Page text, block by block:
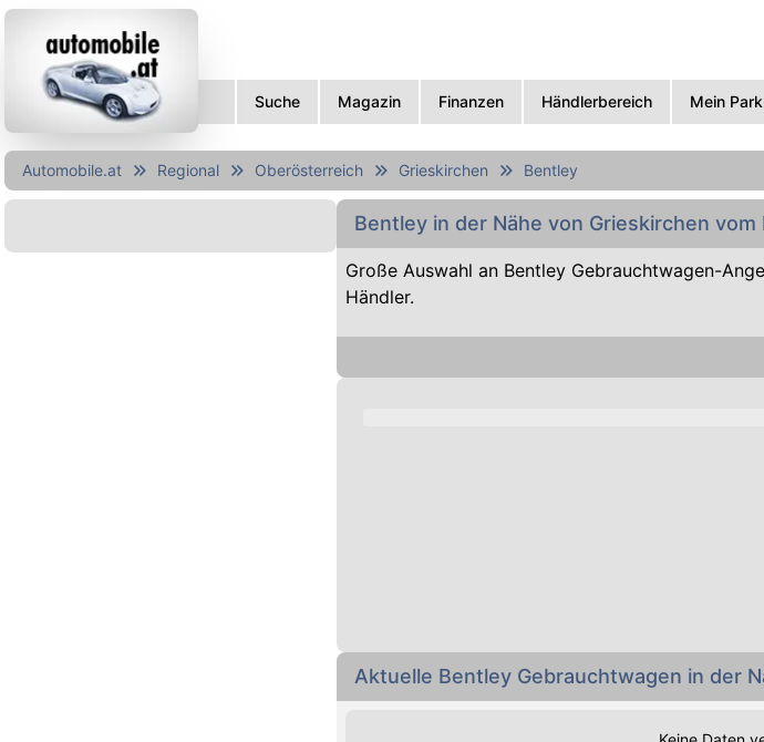
Suche Magazin Finanzen Händlerbereich Mein
Automobile.at Regional Oberösterreich Grieskirchen Bentley
Bentley in der Nähe von Grieskirchen vom
Große Auswahl an Bentley Gebrauchtwagen-
Händler.
Aktuelle Bentley Gebrauchtwagen in der